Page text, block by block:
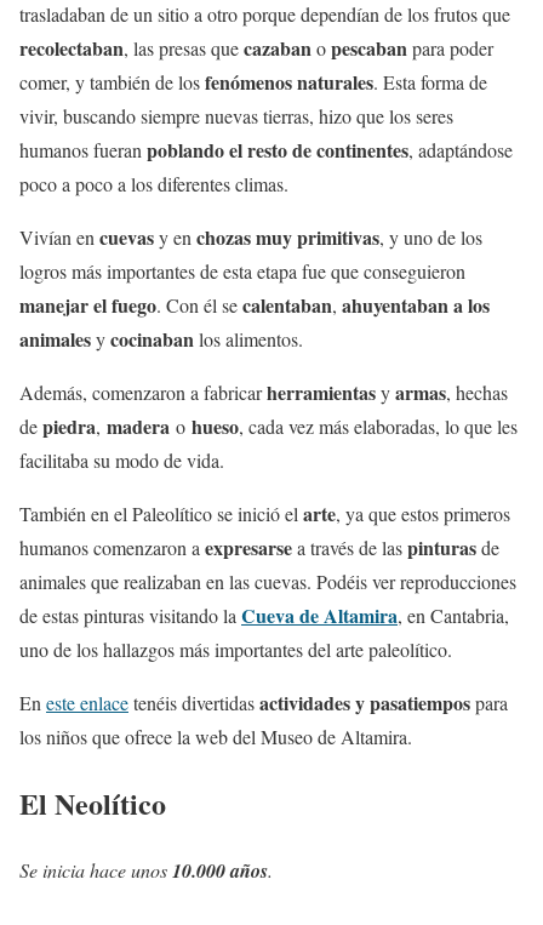
trasladaban de un sitio a otro porque dependían de los frutos que
recolectaban, las presas quecazabanopescabanpara poder
comer, y también de losfenómenos naturales. Esta forma de
vivir, buscando siempre nuevas tierras, hizo que los seres
humanos fueranpoblando el resto de continentes, adaptándose
poco a poco a los diferentes climas.
Vivían encuevasy enchozas muy primitivas, y uno de los
logros más importantes de esta etapa fue que conseguieron
manejar el fuego. Con él secalentaban, ahuyentaban a los
animalesycocinabanlos alimentos.
Además, comenzaron a fabricarherramientasyarmas, hechas
depiedra, madera o hueso, cada vez más elaboradas, lo que les
facilitaba su modo de vida.
También en el Paleolítico se inició elarte, ya que estos primeros
humanos comenzaron aexpresarsea través de laspinturasde
animales que realizaban en las cuevas. Podéis ver reproducciones
de estas pinturas visitando laCueva de Altamira, en Cantabria,
uno de los hallazgos más importantes del arte paleolítico.
Eneste enlacetenéis divertidasactividades y pasatiempospara
los niños que ofrece la web del Museo de Altamira.
El Neolítico
Se inicia hace unos10.000 años.